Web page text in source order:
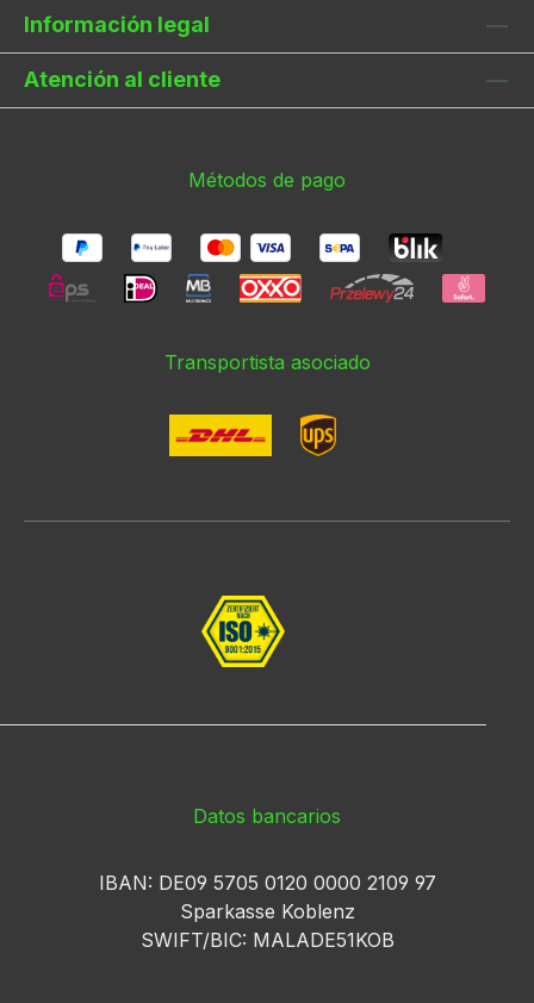
Información legal
Atención al cliente
Métodos de pago
Transportista asociado
Datos bancarios
IBAN: DE09 5705 0120 0000 2109 97
Sparkasse Koblenz
SWIFT/BIC: MALADE51KOB